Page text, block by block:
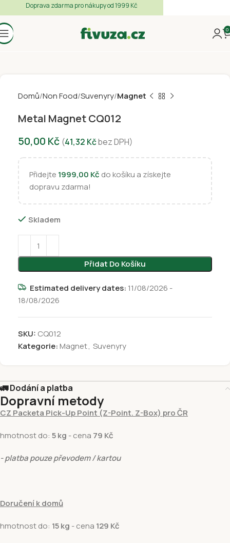
0
Domů Non Food Suvenyry Magnet
Metal Magnet CQ012
50,00 Kč (41,32 Kčbez DPH)
Přidejte 1999,00 Kč do košíku a získejte
dopravu zdarma!
Skladem
Přidat Do Košíku
Estimated delivery dates: 11/08/2026 -
18/08/2026
SKU: CQ012
Kategorie:Magnet, Suvenyry
🚛 Dodání a platba
Dopravní metody
CZ Packeta Pick-Up Point (Z-Point. Z-Box) pro ČR
hmotnost do: 5 kg - cena 79 Kč
- platba pouze převodem / kartou
Doručení k domů
hmotnost do: 15 kg - cena 129 Kč
Doprava zdarma pro nákupy od 1999 Kč